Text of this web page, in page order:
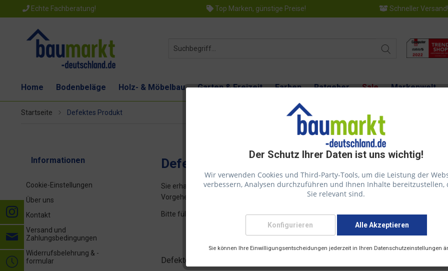
Echte Fachberatung! Top Marken, günstige Preise! Schneller Versand!
Home Bodenbeläge Holz- & Möbelbau Garten & Freizeit Farben Ratgeber Sale Markenwelt
Der Schutz Ihrer Daten ist uns wichtig!
Wir verwenden Cookies und Third-Party-Tools, um die Leistung der
verbessern, Analysen durchzuführen und Ihnen Inhalte bereitzustellen,
Sie relevant sind.
Konfigurieren Alle Akzeptieren
Sie können Ihre Einwilligungsentscheidungen jederzeit in Ihren Datenschutzeinstellungen
Startseite Defektes Produkt
Informationen
Cookie-Einstellungen
Über uns
Kontakt
Versand und
Zahlungsbedingungen
Widerrufsbelehrung & -
formular
Defektes Produkt
Sie erhalten von uns nach dem Absenden dieses Formulars innerhalb kurzer Zeit eine
Vorgehensweise.
Bitte füllen Sie die Fehlerbeschreibung ausführlich aus, Sie müssen diese dann nicht mehr
Defektes Produkt